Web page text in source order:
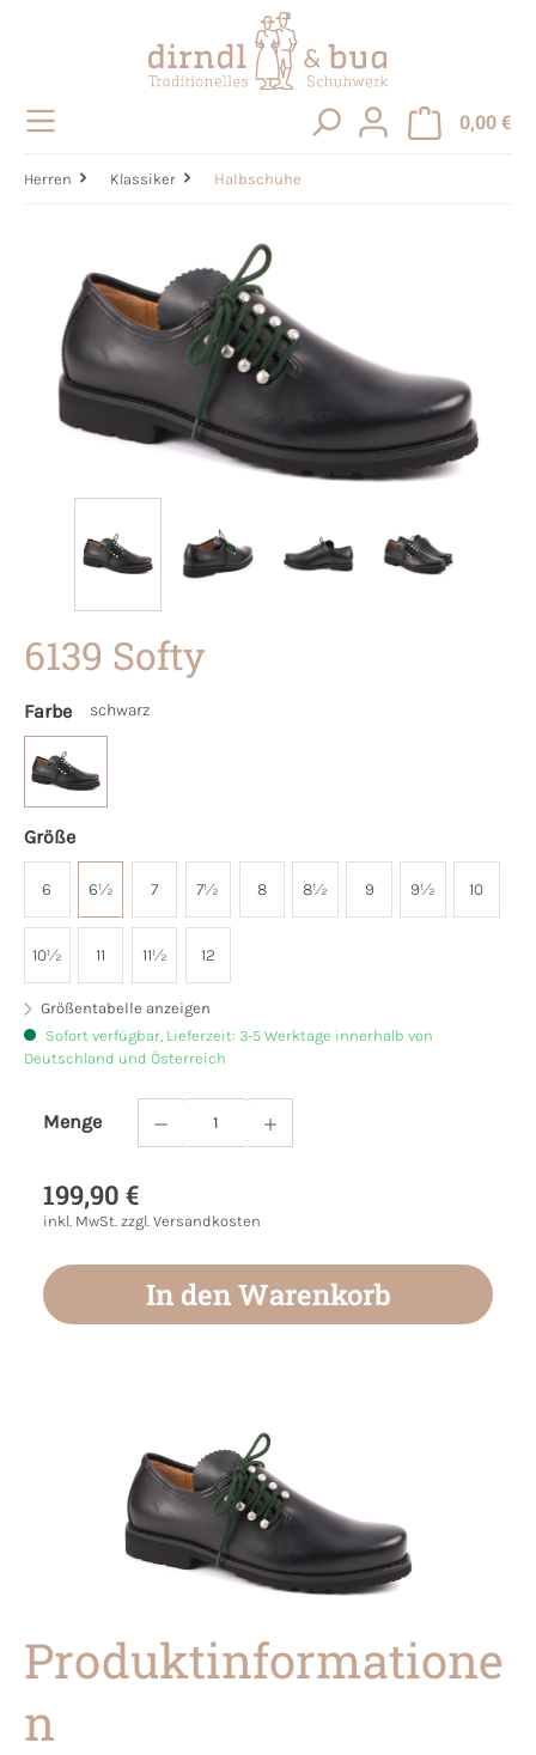
0,00 €
Herren Klassiker Halbschuhe
Bildergalerie überspringen
6139 Softy
Farbe schwarz
Größe
6 6½ 7 7½ 8 8½ 9 9½ 10
10½ 11 11½ 12
Größentabelle anzeigen
Sofort verfügbar, Lieferzeit: 3-5 Werktage innerhalb von
Deutschland und Österreich
Menge
Produkt Anzahl: Gib den gewünschten
199,90 €
inkl. MwSt. zzgl. Versandkosten
In den Warenkorb
Produktinformatione
n